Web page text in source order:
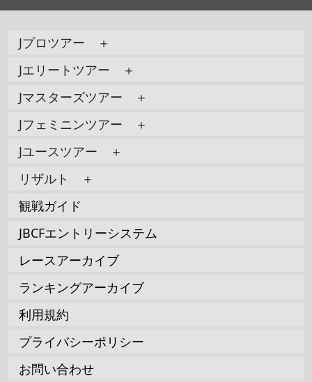
Jプロツアー ＋
Jエリートツアー ＋
Jマスターズツアー ＋
Jフェミニンツアー ＋
Jユースツアー ＋
リザルト ＋
観戦ガイド
JBCFエントリーシステム
レースアーカイブ
ランキングアーカイブ
利用規約
プライバシーポリシー
お問い合わせ